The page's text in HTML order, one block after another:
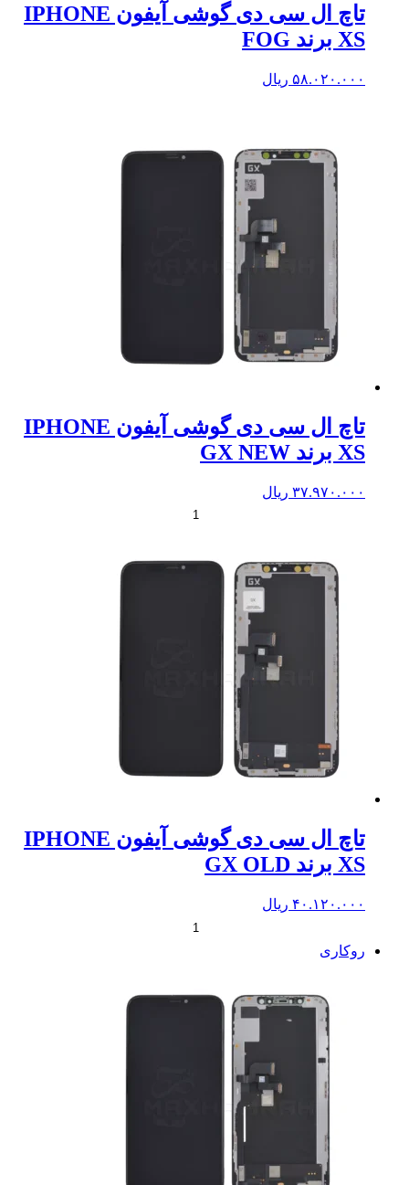
تاچ ال سی دی گوشی آیفون IPHONE
XS برند FOG
۵۸.۰۲۰.۰۰۰ ریال
تاچ ال سی دی گوشی آیفون IPHONE
XS برند GX NEW
۳۷.۹۷۰.۰۰۰ ریال
+
تاچ ال سی دی گوشی آیفون IPHONE
XS برند GX OLD
۴۰.۱۲۰.۰۰۰ ریال
+
روکاری